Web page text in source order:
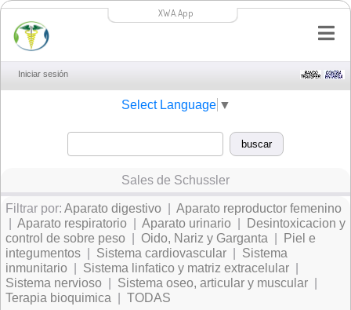
XWA.App
Iniciar sesión
Select Language ▼
Sales de Schussler
Filtrar por: Aparato digestivo
Aparato reproductor femenino
Aparato respiratorio Aparato urinario
Desintoxicacion y
control de sobre peso
Oido, Nariz y Garganta
Piel e
integumentos
Sistema cardiovascular
Sistema
inmunitario
Sistema linfatico y matriz extracelular
Sistema nervioso
Sistema oseo, articular y muscular
Terapia bioquimica
TODAS